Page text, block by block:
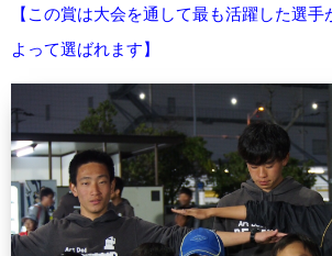
【この賞は大会を通して最も活躍した選
よって選ばれます】